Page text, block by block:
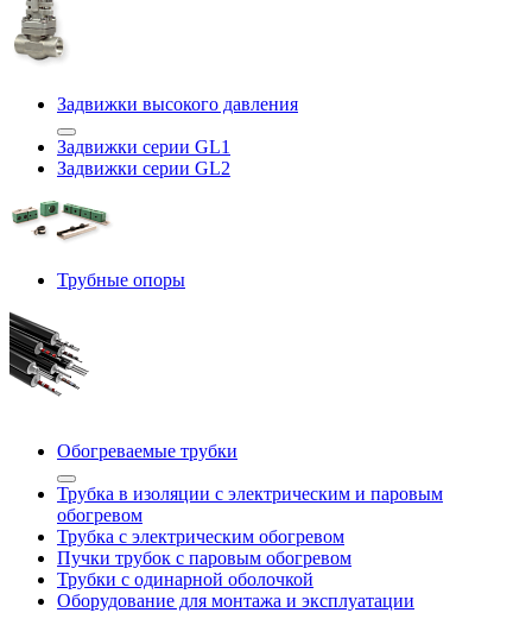
Задвижки высокого давления
Задвижки серии GL1
Задвижки серии GL2
Трубные опоры
Обогреваемые трубки
Трубка в изоляции с электрическим и паровым
обогревом
Трубка с электрическим обогревом
Пучки трубок с паровым обогревом
Трубки с одинарной оболочкой
Оборудование для монтажа и эксплуатации